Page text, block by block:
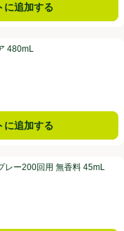
に追加する
480mL
に追加する
45mL
レー200回用 無香料 45mL